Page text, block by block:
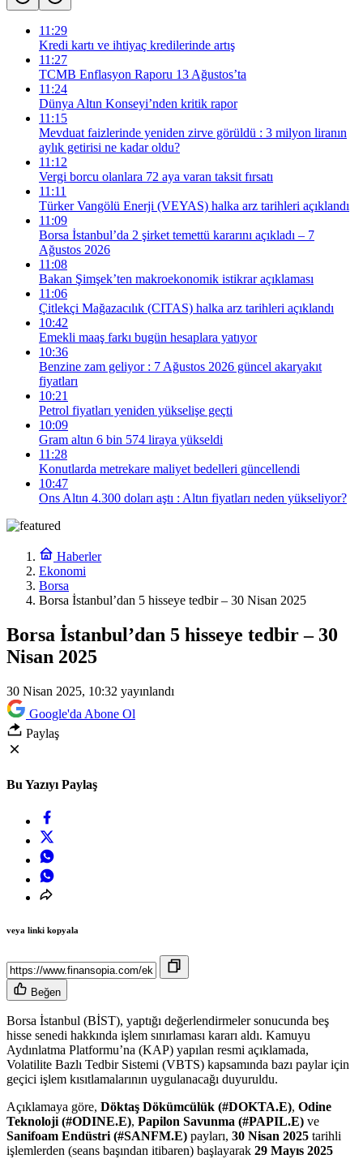
11:29
Kredi kartı ve ihtiyaç kredilerinde artış
11:27
TCMB Enflasyon Raporu 13 Ağustos’ta
11:24
Dünya Altın Konseyi’nden kritik rapor
11:15
Mevduat faizlerinde yeniden zirve görüldü : 3 milyon liranın
aylık getirisi ne kadar oldu?
11:12
Vergi borcu olanlara 72 aya varan taksit fırsatı
11:11
Türker Vangölü Enerji (VEYAS) halka arz tarihleri açıklandı
11:09
Borsa İstanbul’da 2 şirket temettü kararını açıkladı – 7
Ağustos 2026
11:08
Bakan Şimşek’ten makroekonomik istikrar açıklaması
11:06
Çitlekçi Mağazacılık (CITAS) halka arz tarihleri açıklandı
10:42
Emekli maaş farkı bugün hesaplara yatıyor
10:36
Benzine zam geliyor : 7 Ağustos 2026 güncel akaryakıt
fiyatları
10:21
Petrol fiyatları yeniden yükselişe geçti
10:09
Gram altın 6 bin 574 liraya yükseldi
11:28
Konutlarda metrekare maliyet bedelleri güncellendi
10:47
Ons Altın 4.300 doları aştı : Altın fiyatları neden yükseliyor?
Haberler
Ekonomi
Borsa
Borsa İstanbul’dan 5 hisseye tedbir – 30 Nisan 2025
Borsa İstanbul’dan 5 hisseye tedbir – 30
Nisan 2025
30 Nisan 2025, 10:32 yayınlandı
Google'da Abone Ol
Paylaş
Bu Yazıyı Paylaş
veya linki kopyala
Beğen
Borsa İstanbul (BİST), yaptığı değerlendirmeler sonucunda beş
hisse senedi hakkında işlem sınırlaması kararı aldı. Kamuyu
Aydınlatma Platformu’na (KAP) yapılan resmi açıklamada,
Volatilite Bazlı Tedbir Sistemi (VBTS) kapsamında bazı paylar için
geçici işlem kısıtlamalarının uygulanacağı duyuruldu.
Açıklamaya göre, Döktaş Dökümcülük (#DOKTA.E), Odine
Teknoloji (#ODINE.E), Papilon Savunma (#PAPIL.E) ve
Sanifoam Endüstri (#SANFM.E) payları, 30 Nisan 2025 tarihli
işlemlerden (seans başından itibaren) başlayarak 29 Mayıs 2025